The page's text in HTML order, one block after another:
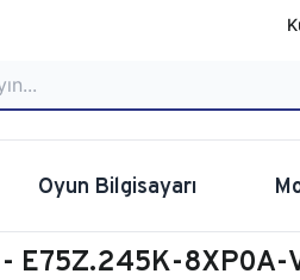
Oyun Bilgisayarı
E75Z.245K-8XP0A-